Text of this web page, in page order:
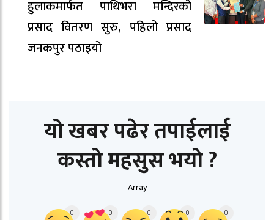
हुलाकमार्फत पाथिभरा मन्दिरको
प्रसाद वितरण सुरु, पहिलो प्रसाद
जनकपुर पठाइयो
यो खबर पढेर तपाईलाई
कस्तो महसुस भयो ?
Array
0 0 0 0 0